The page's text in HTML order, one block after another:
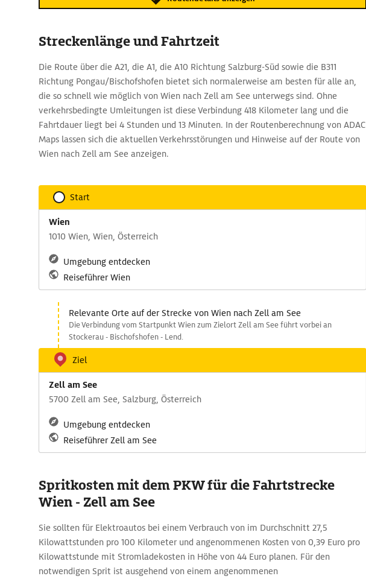
Streckenlänge und Fahrtzeit
Die Route über die A21, die A1, die A10 Richtung Salzburg-Süd sowie die B311
Richtung Pongau/Bischofshofen bietet sich normalerweise am besten für alle an,
die so schnell wie möglich von Wien nach Zell am See unterwegs sind. Ohne
verkehrsbedingte Umleitungen ist diese Verbindung 418 Kilometer lang und die
Fahrtdauer liegt bei 4 Stunden und 13 Minuten. In der Routenberechnung von ADAC
Maps lassen sich die aktuellen Verkehrsstörungen und Hinweise auf der Route von
Wien nach Zell am See anzeigen.
Start
Wien
1010 Wien, Wien, Österreich
Umgebung entdecken
Reiseführer Wien
Relevante Orte auf der Strecke von Wien nach Zell am See
Die Verbindung vom Startpunkt Wien zum Zielort Zell am See führt vorbei an
Stockerau - Bischofshofen - Lend.
Ziel
Zell am See
5700 Zell am See, Salzburg, Österreich
Umgebung entdecken
Reiseführer Zell am See
Spritkosten mit dem PKW für die Fahrtstrecke
Wien - Zell am See
Sie sollten für Elektroautos bei einem Verbrauch von im Durchschnitt 27,5
Kilowattstunden pro 100 Kilometer und angenommenen Kosten von 0,39 Euro pro
Kilowattstunde mit Stromladekosten in Höhe von 44 Euro planen. Für den
notwendigen Sprit ist ausgehend von einem angenommenen